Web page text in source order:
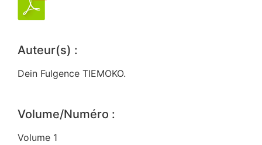
Auteur(s) :
Dein Fulgence TIEMOKO.
Volume/Numéro :
Volume 1